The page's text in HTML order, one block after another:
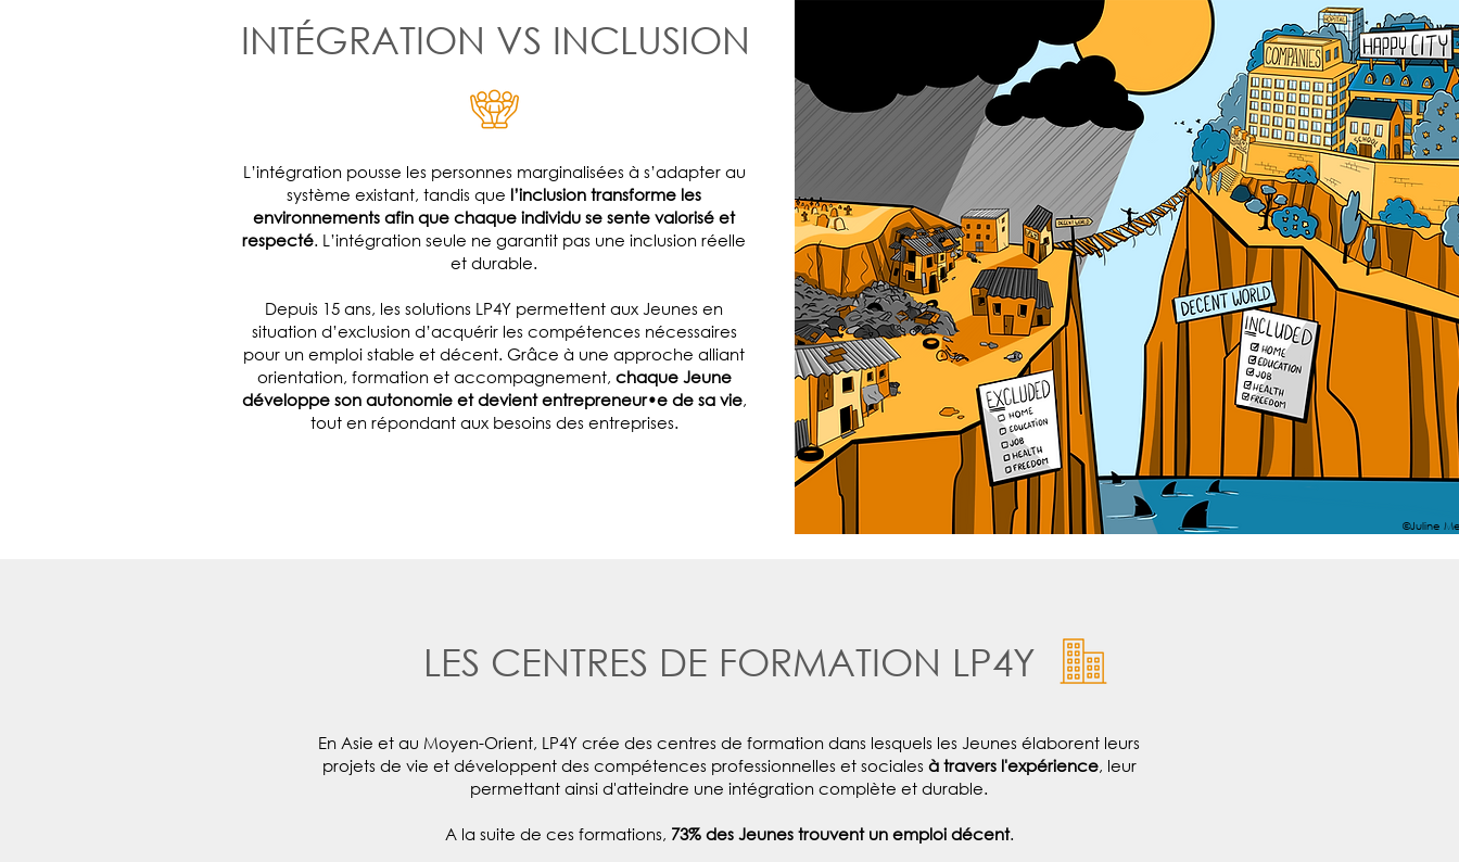
INTÉGRATION VS INCLUSION
L’intégration pousse les personnes marginalisées à s’adapter au
système existant, tandis que l’inclusion transforme les
environnements afin que chaque individu se sente valorisé et
respecté. L’intégration seule ne garantit pas une inclusion réelle
et durable.
Depuis 15 ans, les solutions LP4Y permettent aux Jeunes en
situation d’exclusion d’acquérir les compétences nécessaires
pour un emploi stable et décent. Grâce à une approche alliant
orientation, formation et accompagnement, chaque Jeune
développe son autonomie et devient entrepreneur•e de sa vie,
tout en répondant aux besoins des entreprises.
©Juline
LES CENTRES DE FORMATION LP4Y
En Asie et au Moyen-Orient, LP4Y crée des centres de formation dans lesquels les Jeunes élaborent leurs
projets de vie et développent des compétences professionnelles et sociales à travers l'expérience, leur
permettant ainsi d'atteindre une intégration complète et durable.
A la suite de ces formations, 73% des Jeunes trouvent un emploi décent.